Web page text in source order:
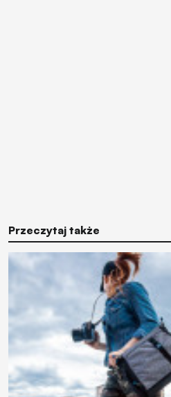
Przeczytaj także